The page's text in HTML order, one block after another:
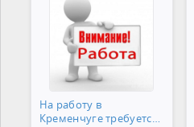
На работу в
Кременчуге требуется